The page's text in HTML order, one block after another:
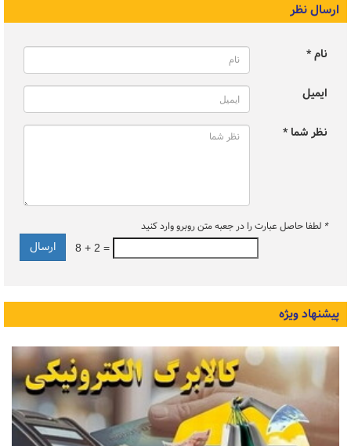
ارسال نظر
نام *
ایمیل
نظر شما *
* لطفا حاصل عبارت را در جعبه متن روبرو وارد کنید
8 + 2 =
پیشنهاد ویژه